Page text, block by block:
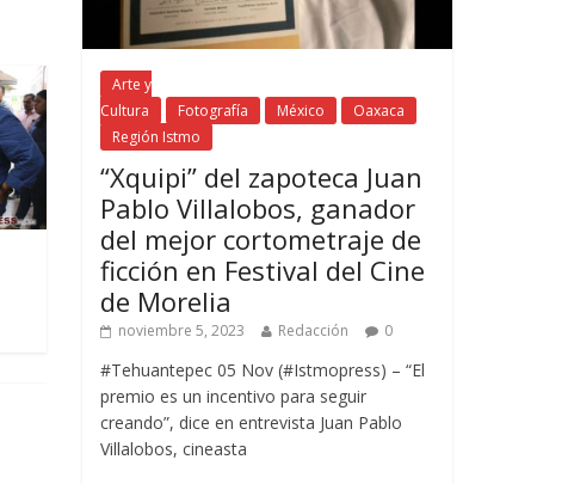
Arte y
Cultura
Fotografía México
Oaxaca
Región Istmo
“Xquipi” del zapoteca Juan
Pablo Villalobos, ganador
del mejor cortometraje de
ficción en Festival del Cine
de Morelia
noviembre 5, 2023 Redacción 0
#Tehuantepec 05 Nov (#Istmopress) – “El
premio es un incentivo para seguir
creando”, dice en entrevista Juan Pablo
Villalobos, cineasta